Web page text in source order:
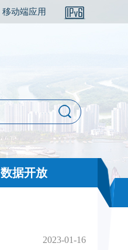
移动端应用
数据开放
2023-01-16